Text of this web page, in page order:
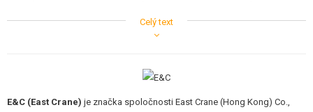
vzdialenosti. Vnútri zbrane sú okrem iného nadštandardné 8mm guličkové
Celý text
E&C (East Crane) je značka spoločnosti East Crane (Hong Kong) Co.,